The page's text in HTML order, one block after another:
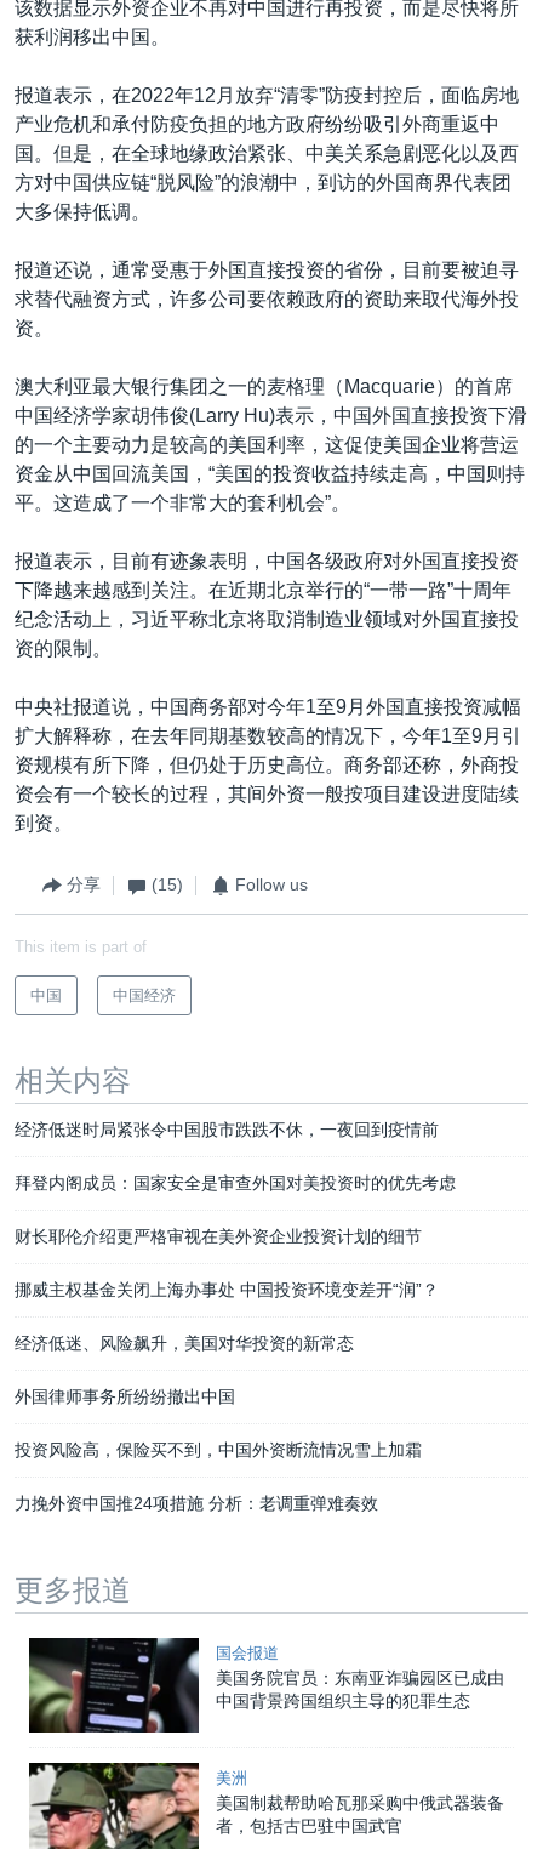
该数据显示外资企业不再对中国进行再投资，而是尽快将所
获利润移出中国。
报道表示，在2022年12月放弃“清零”防疫封控后，面临房地
产业危机和承付防疫负担的地方政府纷纷吸引外商重返中
国。但是，在全球地缘政治紧张、中美关系急剧恶化以及西
方对中国供应链“脱风险”的浪潮中，到访的外国商界代表团
大多保持低调。
报道还说，通常受惠于外国直接投资的省份，目前要被迫寻
求替代融资方式，许多公司要依赖政府的资助来取代海外投
资。
澳大利亚最大银行集团之一的麦格理（Macquarie）的首席
中国经济学家胡伟俊(Larry Hu)表示，中国外国直接投资下滑
的一个主要动力是较高的美国利率，这促使美国企业将营运
资金从中国回流美国，“美国的投资收益持续走高，中国则持
平。这造成了一个非常大的套利机会”。
报道表示，目前有迹象表明，中国各级政府对外国直接投资
下降越来越感到关注。在近期北京举行的“一带一路”十周年
纪念活动上，习近平称北京将取消制造业领域对外国直接投
资的限制。
中央社报道说，中国商务部对今年1至9月外国直接投资减幅
扩大解释称，在去年同期基数较高的情况下，今年1至9月引
资规模有所下降，但仍处于历史高位。商务部还称，外商投
资会有一个较长的过程，其间外资一般按项目建设进度陆续
到资。
分享 (15) Follow us
This item is part of
中国 中国经济
相关内容
经济低迷时局紧张令中国股市跌跌不休，一夜回到疫情前
拜登内阁成员：国家安全是审查外国对美投资时的优先考虑
财长耶伦介绍更严格审视在美外资企业投资计划的细节
挪威主权基金关闭上海办事处 中国投资环境变差开“润”？
经济低迷、风险飙升，美国对华投资的新常态
外国律师事务所纷纷撤出中国
投资风险高，保险买不到，中国外资断流情况雪上加霜
力挽外资中国推24项措施 分析：老调重弹难奏效
更多报道
国会报道
美国务院官员：东南亚诈骗园区已成由
中国背景跨国组织主导的犯罪生态
美洲
美国制裁帮助哈瓦那采购中俄武器装备
者，包括古巴驻中国武官